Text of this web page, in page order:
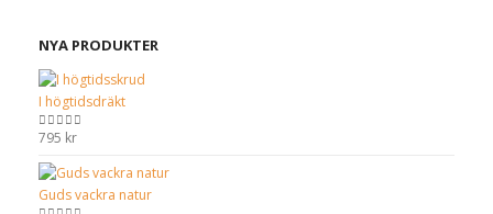
NYA PRODUKTER
I högtidsdräkt
0out of 5
795 kr
Guds vackra natur